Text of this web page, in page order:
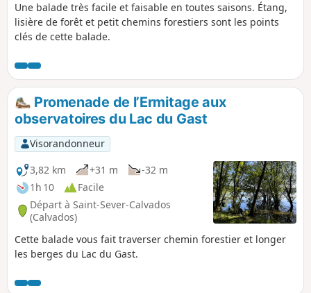
Une balade très facile et faisable en toutes saisons. Étang,
lisière de forêt et petit chemins forestiers sont les points
clés de cette balade.
Promenade de l’Ermitage aux
observatoires du Lac du Gast
Visorandonneur
3,82 km
+31 m
-32 m
1h 10
Facile
Départ à Saint-Sever-Calvados
(Calvados)
Cette balade vous fait traverser chemin forestier et longer
les berges du Lac du Gast.